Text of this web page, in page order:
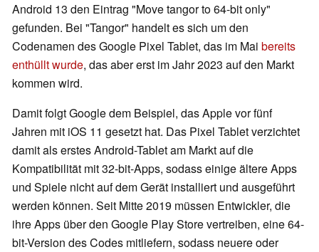
Android 13 den Eintrag "Move tangor to 64-bit only"
gefunden. Bei "Tangor" handelt es sich um den
Codenamen des Google Pixel Tablet, das im Mai bereits
enthüllt wurde, das aber erst im Jahr 2023 auf den Markt
kommen wird.
Damit folgt Google dem Beispiel, das Apple vor fünf
Jahren mit iOS 11 gesetzt hat. Das Pixel Tablet verzichtet
damit als erstes Android-Tablet am Markt auf die
Kompatibilität mit 32-bit-Apps, sodass einige ältere Apps
und Spiele nicht auf dem Gerät installiert und ausgeführt
werden können. Seit Mitte 2019 müssen Entwickler, die
ihre Apps über den Google Play Store vertreiben, eine 64-
bit-Version des Codes mitliefern, sodass neuere oder